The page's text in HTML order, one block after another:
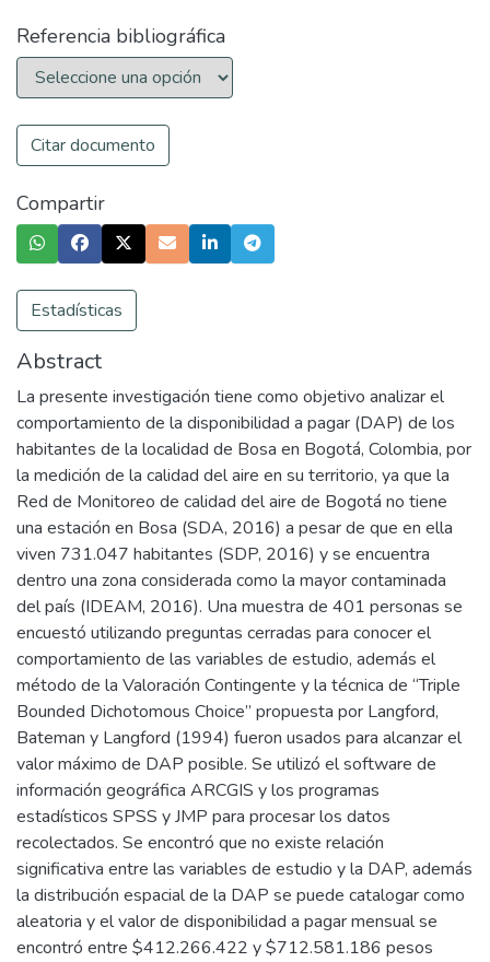
Referencia bibliográfica
Citar documento
Compartir
Estadísticas
Abstract
La presente investigación tiene como objetivo analizar el
comportamiento de la disponibilidad a pagar (DAP) de los
habitantes de la localidad de Bosa en Bogotá, Colombia, por
la medición de la calidad del aire en su territorio, ya que la
Red de Monitoreo de calidad del aire de Bogotá no tiene
una estación en Bosa (SDA, 2016) a pesar de que en ella
viven 731.047 habitantes (SDP, 2016) y se encuentra
dentro una zona considerada como la mayor contaminada
del país (IDEAM, 2016). Una muestra de 401 personas se
encuestó utilizando preguntas cerradas para conocer el
comportamiento de las variables de estudio, además el
método de la Valoración Contingente y la técnica de “Triple
Bounded Dichotomous Choice” propuesta por Langford,
Bateman y Langford (1994) fueron usados para alcanzar el
valor máximo de DAP posible. Se utilizó el software de
información geográfica ARCGIS y los programas
estadísticos SPSS y JMP para procesar los datos
recolectados. Se encontró que no existe relación
significativa entre las variables de estudio y la DAP, además
la distribución espacial de la DAP se puede catalogar como
aleatoria y el valor de disponibilidad a pagar mensual se
encontró entre $412.266.422 y $712.581.186 pesos